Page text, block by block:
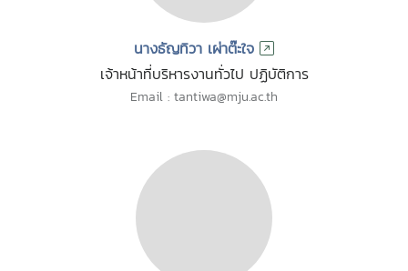
นางธัญทิวา เผ่าต๊ะใจ
เจ้าหน้าที่บริหารงานทั่วไป ปฏิบัติการ
Email : tantiwa@mju.ac.th